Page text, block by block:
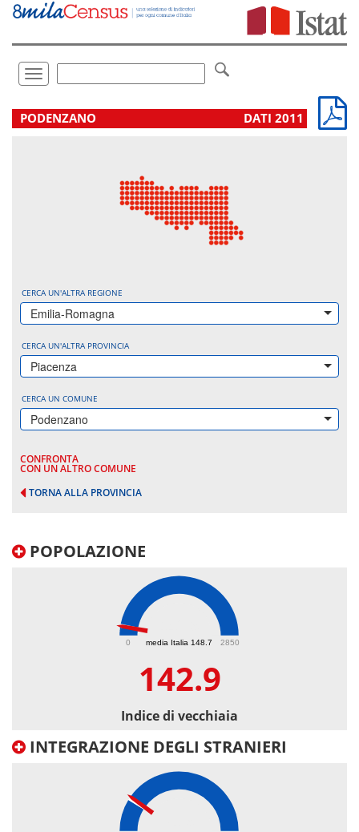
Vai
direttamente
Toggle
navigation
.
PODENZANO DATI 2011
CERCA UN'ALTRA REGIONE
Emilia-Romagna
CERCA UN'ALTRA PROVINCIA
Piacenza
CERCA UN COMUNE
Podenzano
CONFRONTA
CON UN ALTRO COMUNE
TORNA ALLA PROVINCIA
POPOLAZIONE
media Italia 148.7
0 2850
142.9
Indice di vecchiaia
INTEGRAZIONE DEGLI STRANIERI